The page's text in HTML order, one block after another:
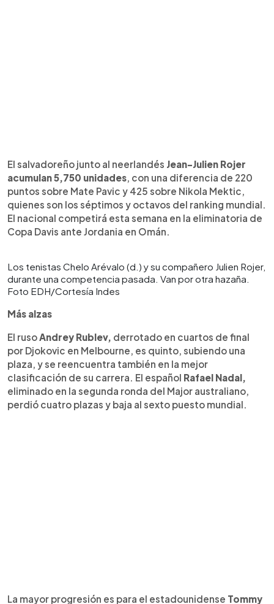
El salvadoreño junto al neerlandés Jean-Julien Rojer
acumulan 5,750 unidades, con una diferencia de 220
puntos sobre Mate Pavic y 425 sobre Nikola Mektic,
quienes son los séptimos y octavos del ranking mundial.
El nacional competirá esta semana en la eliminatoria de
Copa Davis ante Jordania en Omán.
Los tenistas Chelo Arévalo (d.) y su compañero Julien Rojer,
durante una competencia pasada. Van por otra hazaña.
Foto EDH/Cortesía Indes
Más alzas
El rusoAndrey Rublev, derrotado en cuartos de final
por Djokovic en Melbourne, es quinto, subiendo una
plaza, y se reencuentra también en la mejor
clasificación de su carrera. El español Rafael Nadal,
eliminado en la segunda ronda del Major australiano,
perdió cuatro plazas y baja al sexto puesto mundial.
La mayor progresión es para el estadounidense Tommy